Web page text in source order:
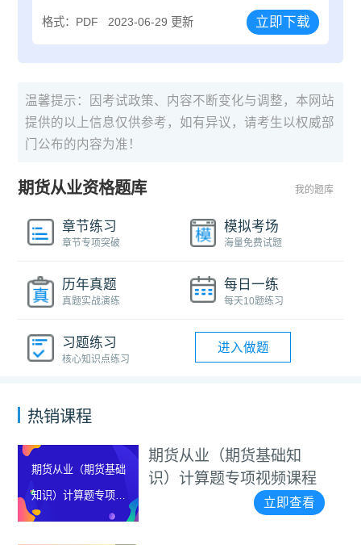
格式：PDF 2023-06-29 更新 立即下载
温馨提示：因考试政策、内容不断变化与调整，本网站
提供的以上信息仅供参考，如有异议，请考生以权威部
门公布的内容为准！
期货从业资格题库 我的题库
章节练习
章节专项突破
模拟考场
海量免费试题
历年真题
真题实战演练
每日一练
每天10题练习
习题练习
核心知识点练习
进入做题
热销课程
期货从业（期货基础
知识）计算题专项视
频课程
期货从业（期货基础知
识）计算题专项视频课程
立即查看